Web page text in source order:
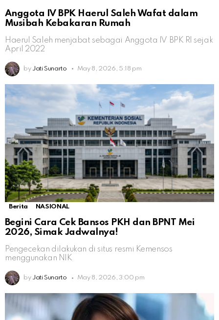
Anggota IV BPK Haerul Saleh Wafat dalam
Musibah Kebakaran Rumah
Haerul Saleh menjabat sebagai Anggota IV BPK RI sejak
April 2022
by Jati Sunarto May 8, 2026, 5:18 pm
Berita NASIONAL
Begini Cara Cek Bansos PKH dan BPNT Mei
2026, Simak Jadwalnya!
Pengecekan dilakukan di situs resmi Kemensos
menggunakan NIK
by Jati Sunarto May 8, 2026, 3:00 pm